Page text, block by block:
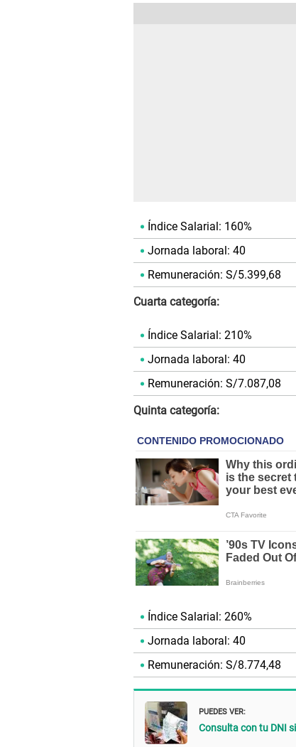
Índice Salarial: 160%
Jornada laboral: 40
Remuneración: S/5.399,68
Cuarta categoría:
Índice Salarial: 210%
Jornada laboral: 40
Remuneración: S/7.087,08
Quinta categoría:
Índice Salarial: 260%
Jornada laboral: 40
Remuneración: S/8.774,48
PUEDES VER:
Consulta con tu DNI